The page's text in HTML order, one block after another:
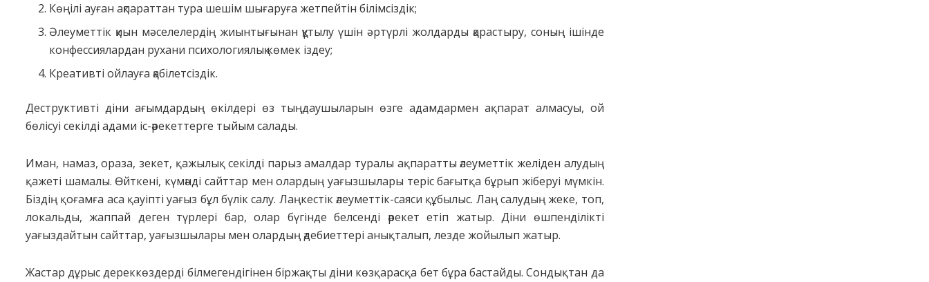
Көңілі ауған ақпараттан тура шешім шығаруға жетпейтін білімсіздік;
Әлеуметтік қиын мәселелердің жиынтығынан құтылу үшін әртүрлі жолдарды қарастыру, соның ішінде
конфессиялардан рухани психологиялық көмек іздеу;
Креативті ойлауға қабілетсіздік.
Деструктивті діни ағымдардың өкілдері өз тыңдаушыларын өзге адамдармен ақпарат алмасуы, ой
бөлісуі секілді адами іс-әрекеттерге тыйым салады.
Иман, намаз, ораза, зекет, қажылық секілді парыз амалдар туралы ақпаратты әлеуметтік желіден алудың
қажеті шамалы. Өйткені, күмәнді сайттар мен олардың уағызшылары теріс бағытқа бұрып жіберуі мүмкін.
Біздің қоғамға аса қауіпті уағыз бұл бүлік салу. Лаңкестік әлеуметтік-саяси құбылыс. Лаң салудың жеке, топ,
локальды, жаппай деген түрлері бар, олар бүгінде белсенді әрекет етіп жатыр. Діни өшпенділікті
уағыздайтын сайттар, уағызшылары мен олардың әдебиеттері анықталып, лезде жойылып жатыр.
Жастар дұрыс дереккөздерді білмегендігінен біржақты діни көзқарасқа бет бұра бастайды. Сондықтан да